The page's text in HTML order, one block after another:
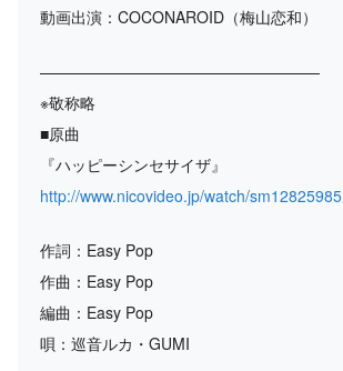
動画出演：COCONAROID（梅山恋和）
——————————————————
※敬称略
■原曲
『ハッピーシンセサイザ』
http://www.nicovideo.jp/watch/sm12825985
作詞：Easy Pop
作曲：Easy Pop
編曲：Easy Pop
唄：巡音ルカ・GUMI